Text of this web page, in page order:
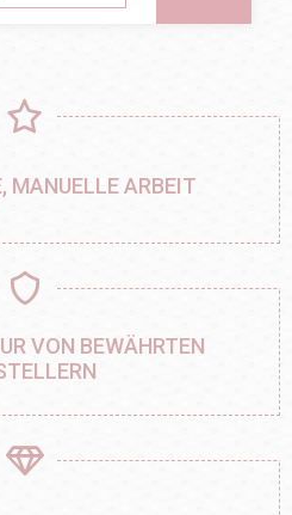
MANUELLE ARBEIT
VON BEWÄHRTEN